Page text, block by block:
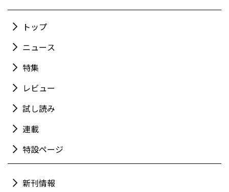
トップ
ニュース
特集
レビュー
試し読み
連載
特設ページ
新刊情報